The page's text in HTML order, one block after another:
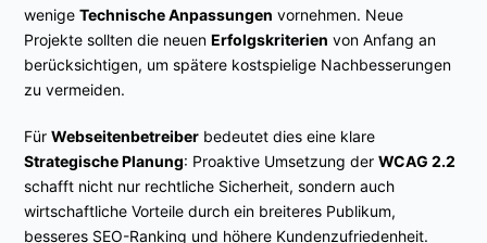
wenigeTechnische Anpassungen vornehmen. Neue
Projekte sollten die neuenErfolgskriterien von Anfang an
berücksichtigen, um spätere kostspielige Nachbesserungen
zu vermeiden.
FürWebseitenbetreiber bedeutet dies eine klare
Strategische Planung: Proaktive Umsetzung derWCAG 2.2
schafft nicht nur rechtliche Sicherheit, sondern auch
wirtschaftliche Vorteile durch ein breiteres Publikum,
besseres SEO-Ranking und höhere Kundenzufriedenheit.